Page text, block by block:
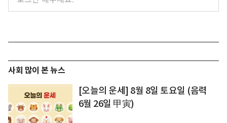
사회 많이 본 뉴스
[오늘의 운세] 8월 8일 토요일 (음력
6월 26일 甲寅)